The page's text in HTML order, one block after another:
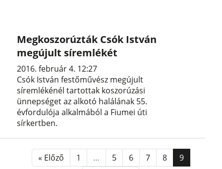
Megkoszorúzták Csók István
megújult síremlékét
2016. február 4. 12:27
Csók István festőművész megújult
síremlékénél tartottak koszorúzási
ünnepséget az alkotó halálának 55.
évfordulója alkalmából a Fiumei úti
sírkertben.
« Előző 1 … 5 6 7 8
9